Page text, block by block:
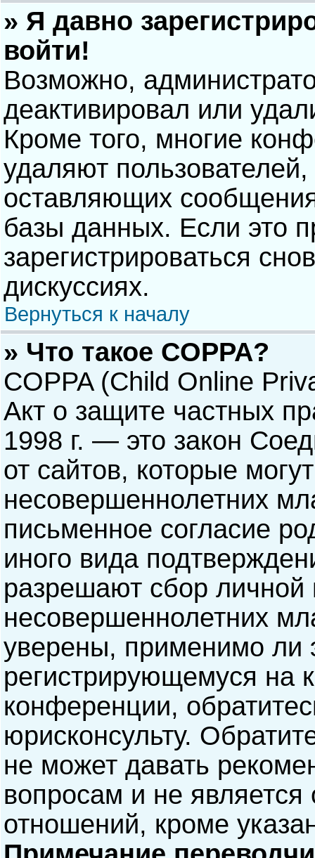
» Я давно
войти!
Возможно,
деактивировал или
Кроме того, многие
удаляют
оставляющих
базы данных. Если это
зарегистрироваться
дискуссиях.
Вернуться к началу
» Что такое COPPA?
COPPA (Child Online
Акт о защите частных
1998 г. — это закон
от сайтов, которые
несовершеннолетних
письменное согласие
иного вида
разрешают сбор
несовершеннолетних
уверены, применимо ли
регистрирующемуся на
конференции,
юрисконсульту.
не может давать
вопросам и не
отношений, кроме